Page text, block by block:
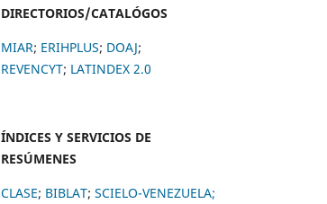
DIRECTORIOS/CATALÓGOS
MIAR; ERIHPLUS; DOAJ;
REVENCYT; LATINDEX 2.0
ÍNDICES Y SERVICIOS DE
RESÚMENES
CLASE; BIBLAT; SCIELO-VENEZUELA;